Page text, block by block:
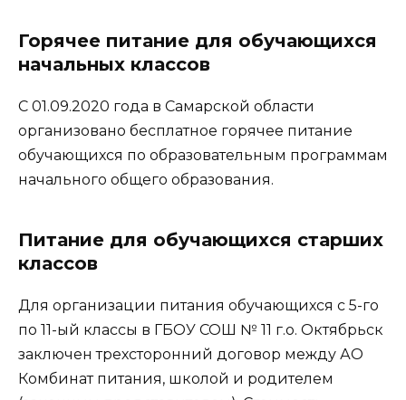
Горячее питание для обучающихся
начальных классов
С 01.09.2020 года в Самарской области
организовано бесплатное горячее питание
обучающихся по образовательным программам
начального общего образования.
Питание для обучающихся старших
классов
Для организации питания обучающихся с 5-го
по 11-ый классы в ГБОУ СОШ № 11 г.о. Октябрьск
заключен трехсторонний договор между АО
Комбинат питания, школой и родителем